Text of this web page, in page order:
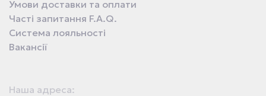
Умови доставки та оплати
Часті запитання F.A.Q.
Система лояльності
Вакансії
Наша адреса: